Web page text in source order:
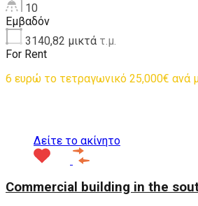
10
Εμβαδόν
3140,82 μικτά τ.μ.
For Rent
6 ευρώ το τετραγωνικό 25,000€ ανά
Δείτε το ακίνητο
Commercial building in the